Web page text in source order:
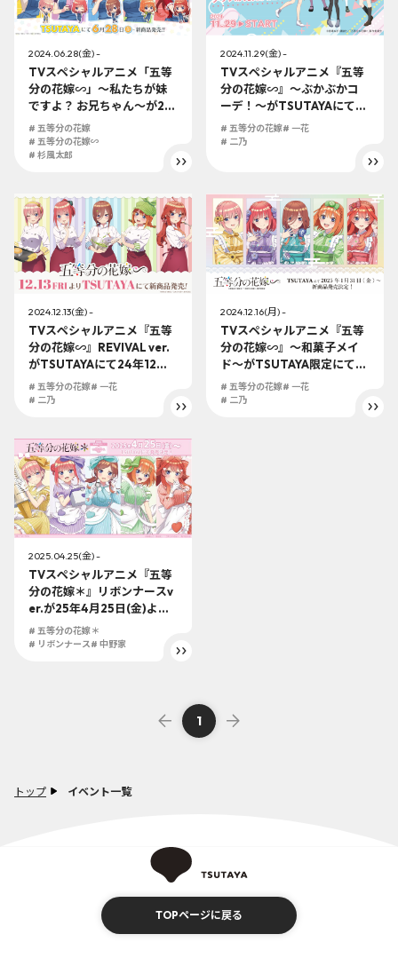
トップ イベント一覧
2024.06.28(金) -
TVスペシャルアニメ「五等
分の花嫁∽」～私たちが妹
ですよ？ お兄ちゃん～が24
年6月28日（金）より全国
のTSUTAYAにて発売開始!!
# 五等分の花嫁
# 五等分の花嫁∽
# 杉風太郎
2024.11.29(金) -
TVスペシャルアニメ『五等
分の花嫁∽』～ぶかぶかコ
ーデ！～がTSUTAYAにて発
売決定！24年11月29日
（金）より開始！
# 五等分の花嫁# 一花
# 二乃
2024.12.13(金) -
TVスペシャルアニメ『五等
分の花嫁∽』REVIVAL ver.
がTSUTAYAにて24年12月1
3日（金）より発売決定!! RE
VIVAL制服姿の五つ子ちゃん
# 五等分の花嫁# 一花
# 二乃
2024.12.16(月) -
TVスペシャルアニメ『五等
分の花嫁∽』～和菓子メイ
ド～がTSUTAYA限定にて25
年1月31日（金）より発売決
定!!
# 五等分の花嫁# 一花
# 二乃
2025.04.25(金) -
TVスペシャルアニメ『五等
分の花嫁＊』リボンナースv
er.が25年4月25日(金)より
TSUTAYAにて発売決
定！！！新作描き下ろしグ
# 五等分の花嫁＊
# リボンナース# 中野家
1
TOPページに戻る